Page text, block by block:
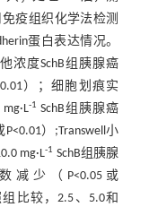
疫组织化学法检测
蛋白表达情况。
浓度SchB组胰腺癌
）；细胞划痕实
-1 SchB组胰腺癌
）;Transwell小
mg·L-1 SchB组胰腺
减少（P<0.05或
组比较，2.5、5.0和